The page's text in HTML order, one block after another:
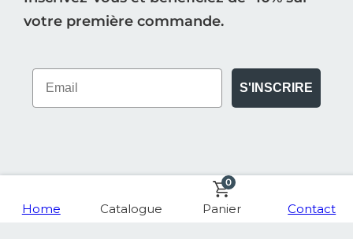
votre première commande.
S'INSCRIRE
INFORMATION
Home Catalogue
0
Panier Contact